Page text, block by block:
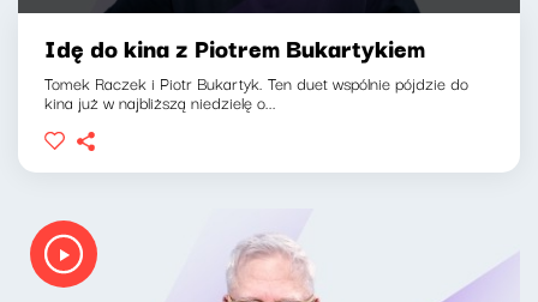
Idę do kina z Piotrem Bukartykiem
Tomek Raczek i Piotr Bukartyk. Ten duet wspólnie pójdzie do
kina już w najbliższą niedzielę o...